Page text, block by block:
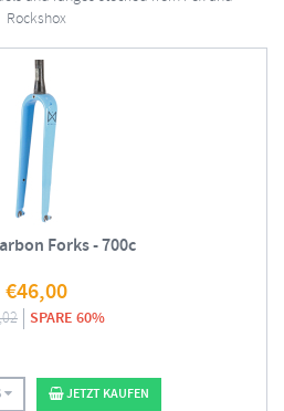
Rockshox
Forks - 700c
€46,00
SPARE 60%
JETZT KAUFEN